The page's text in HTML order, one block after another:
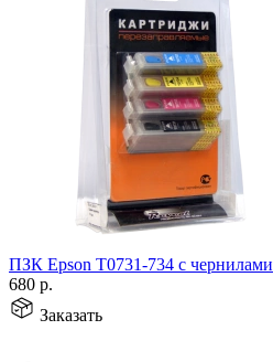
ПЗК Epson T0731-734 с чернилами
680 р.
Заказать